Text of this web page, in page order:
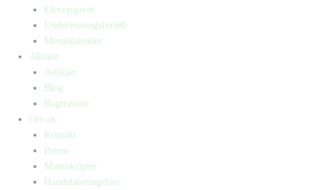
Elevopgaver
Undervisningsforløb
Messekalender
Aktuelt
Artikler
Blog
Bogtrailere
Om os
Kontakt
Presse
Manuskripter
Handelsbetingelser